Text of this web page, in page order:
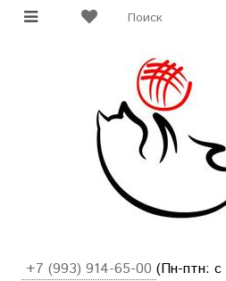
+7 (993) 914-65-00 (Пн-птн: с